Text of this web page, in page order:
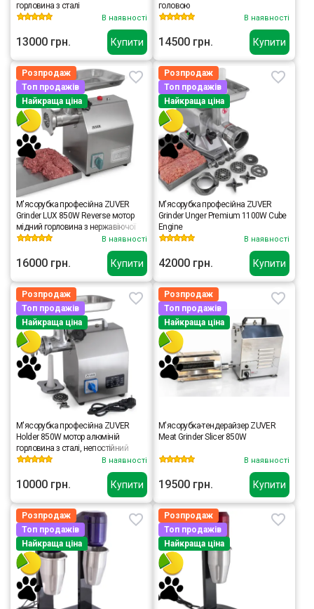
Купити
горловина з сталі
В наявності
13000 грн. Купити
головою
В наявності
14500 грн.
Купити
Розпродаж
Топ продажів
Найкраща ціна
М'ясорубка професійна ZUVER
Grinder LUX 850W Reverse мотор
мідний горловина з нержавіючої
сталі
В наявності
16000 грн. Купити
Розпродаж
Топ продажів
Найкраща ціна
М'ясорубка професійна ZUVER
Grinder Unger Premium 1100W Cube
Engine
В наявності
42000 грн.
Купити
Розпродаж
Топ продажів
Найкраща ціна
М'ясорубка професійна ZUVER
Holder 850W мотор алюміній
горловина з сталі, непостійний
реверс, ручка для перенесення
В наявності
10000 грн. Купити
Розпродаж
Топ продажів
Найкраща ціна
М'ясорубка-тендерайзер ZUVER
Meat Grinder Slicer 850W
В наявності
19500 грн.
Розпродаж
Топ продажів
Найкраща ціна
Розпродаж
Топ продажів
Найкраща ціна